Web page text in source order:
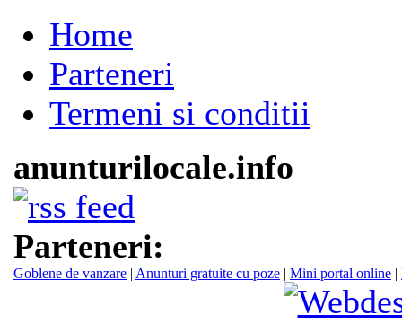
Home
Parteneri
Termeni si conditii
anunturilocale.info
Parteneri:
Goblene de vanzare | Anunturi gratuite cu poze | Mini portal online |